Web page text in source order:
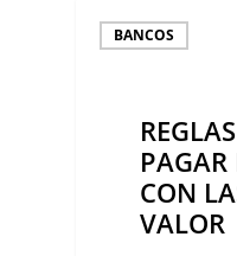
REGLAS
PARA
BANCOS
PAGAR
CON
VALOR